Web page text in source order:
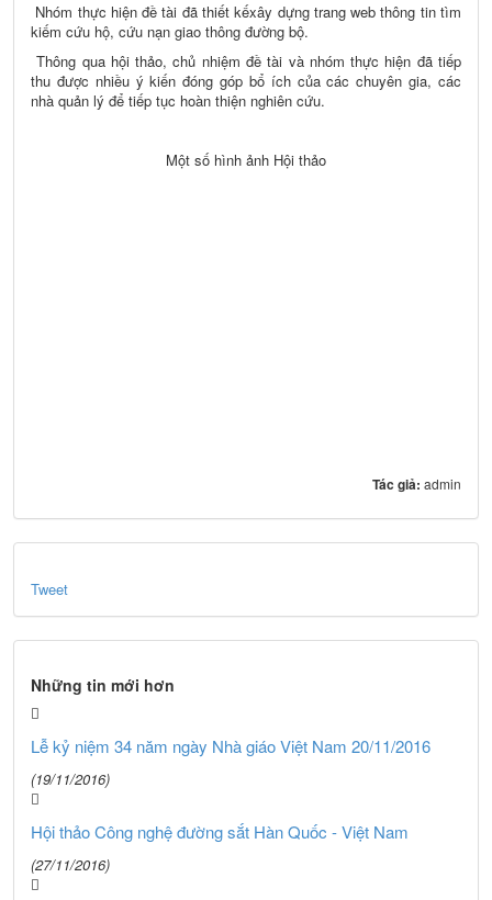
Nhóm thực hiện đề tài đã thiết kếxây dựng trang web thông tin tìm
kiếm cứu hộ, cứu nạn giao thông đường bộ.
Thông qua hội thảo, chủ nhiệm đề tài và nhóm thực hiện đã tiếp
thu được nhiều ý kiến đóng góp bổ ích của các chuyên gia, các
nhà quản lý để tiếp tục hoàn thiện nghiên cứu.
Một số hình ảnh Hội thảo
Tác giả: admin
Tweet
Những tin mới hơn
Lễ kỷ niệm 34 năm ngày Nhà giáo Việt Nam 20/11/2016
(19/11/2016)
Hội thảo Công nghệ đường sắt Hàn Quốc - Việt Nam
(27/11/2016)